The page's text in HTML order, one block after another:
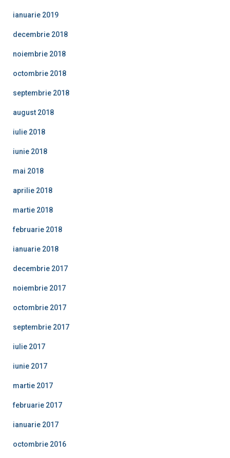
ianuarie 2019
decembrie 2018
noiembrie 2018
octombrie 2018
septembrie 2018
august 2018
iulie 2018
iunie 2018
mai 2018
aprilie 2018
martie 2018
februarie 2018
ianuarie 2018
decembrie 2017
noiembrie 2017
octombrie 2017
septembrie 2017
iulie 2017
iunie 2017
martie 2017
februarie 2017
ianuarie 2017
octombrie 2016